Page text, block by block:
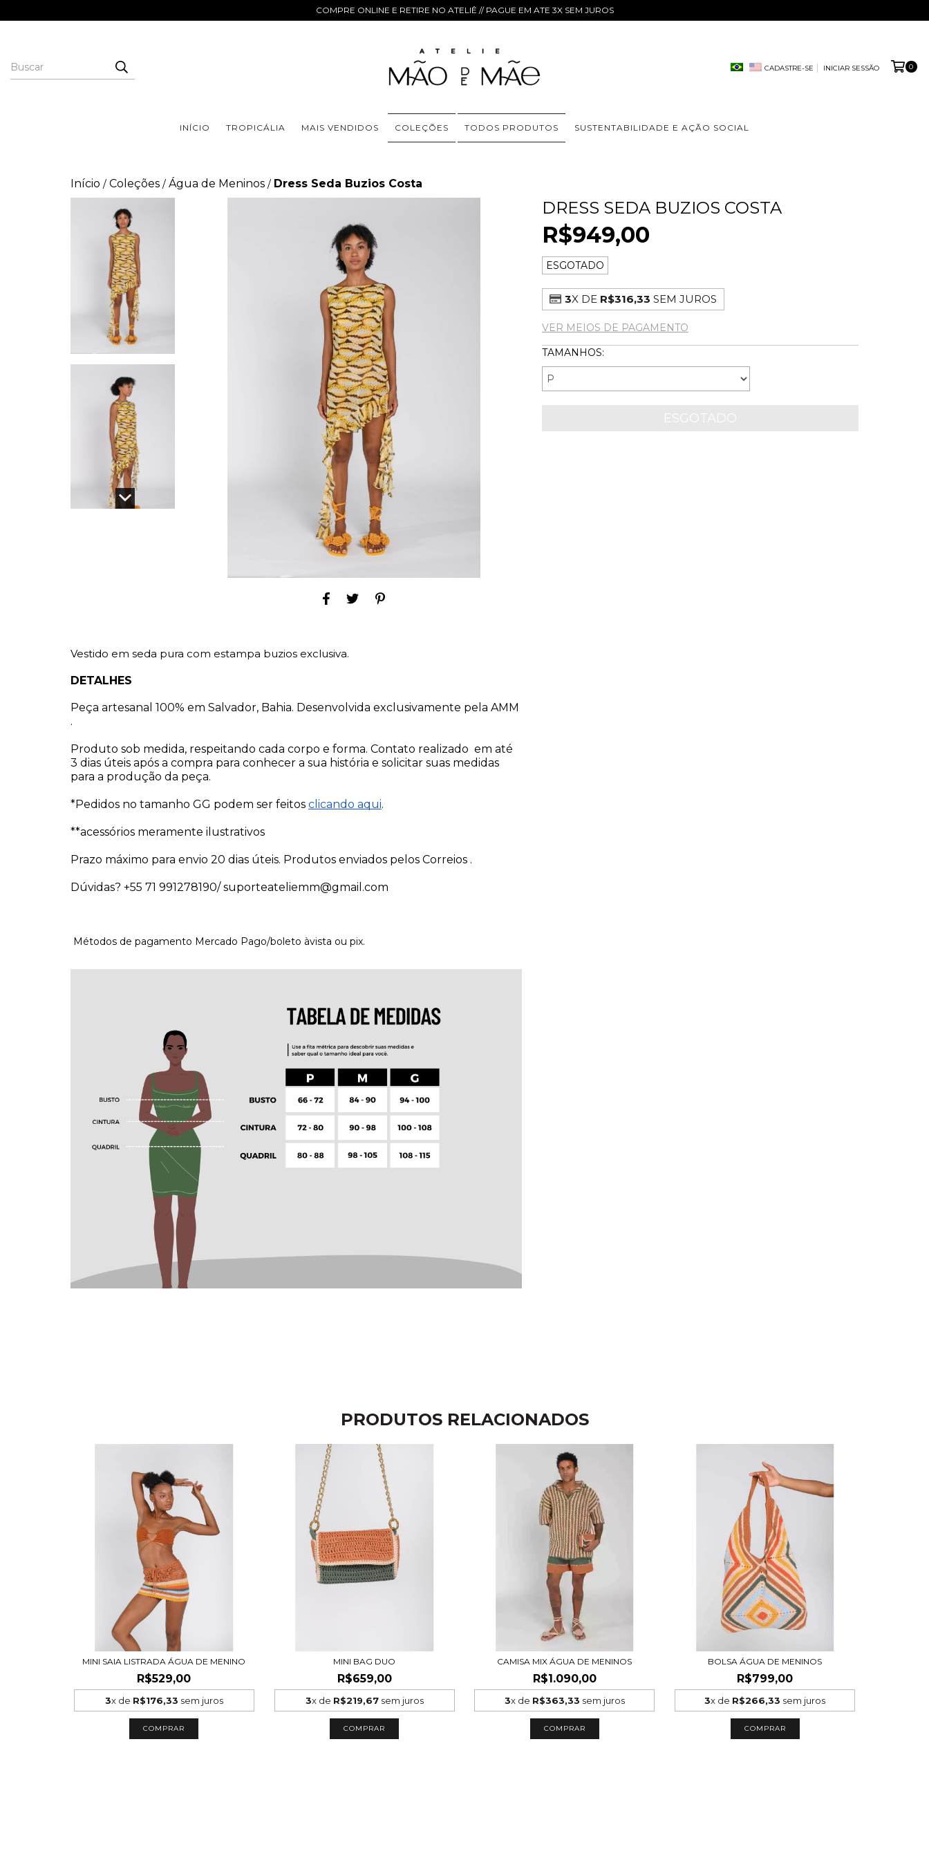
COMPRE ONLINE E RETIRE NO ATELIÊ // PAGUE EM ATE 3X SEM JUROS
CADASTRE-SE INICIAR SESSÃO 0
INÍCIO TROPICÁLIA MAIS VENDIDOS COLEÇÕES TODOS PRODUTOS SUSTENTABILIDADE E AÇÃO SOCIAL
Início / Coleções / Água de Meninos / Dress Seda Buzios Costa
Vestido em seda pura com estampa buzios exclusiva.
DETALHES
Peça artesanal 100% em Salvador, Bahia. Desenvolvida exclusivamente pela AMM
.
Produto sob medida, respeitando cada corpo e forma. Contato realizado em até
3 dias úteis após a compra para conhecer a sua história e solicitar suas medidas
para a produção da peça.
*Pedidos no tamanho GG podem ser feitos clicando aqui.
**acessórios meramente ilustrativos
Prazo máximo para envio 20 dias úteis. Produtos enviados pelos Correios .
Dúvidas? +55 71 991278190/suporteateliemm@gmail.com
Métodos de pagamento Mercado Pago/boleto àvista ou pix.
DRESS SEDA BUZIOS COSTA
R$949,00
ESGOTADO
3X DE R$316,33 SEM JUROS
VER MEIOS DE PAGAMENTO
TAMANHOS:
PRODUTOS RELACIONADOS
MINI SAIA LISTRADA ÁGUA DE MENINO
R$529,00
3x de R$176,33 sem juros
COMPRAR
MINI BAG DUO
R$659,00
3x de R$219,67sem juros
CAMISA MIX ÁGUA DE MENINOS
R$1.090,00
3x de R$363,33 sem juros
COMPRAR
BOLSA ÁGUA DE MENINOS
R$799,00
3x de R$266,33 sem juros
COMPRAR